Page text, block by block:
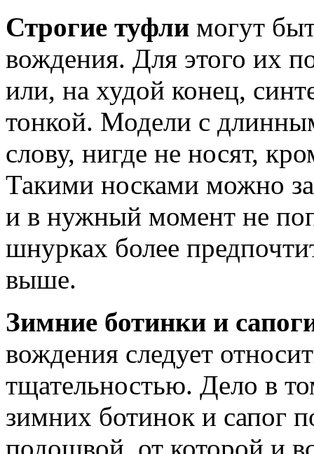
Строгие туфли могут
вождения. Для этого их
или, на худой конец,
тонкой. Модели с
слову, нигде не носят,
Такими носками можно
и в нужный момент не
шнурках более
выше.
Зимние ботинки и
вождения следует
тщательностью. Дело в
зимних ботинок и сапог
подошвой, от которой и